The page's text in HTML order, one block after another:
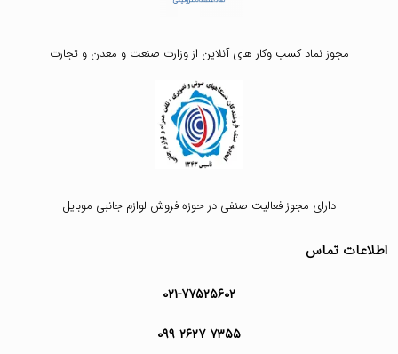
مجوز نماد کسب وکار های آنلاین از وزارت صنعت و معدن و تجارت
دارای مجوز فعالیت صنفی در حوزه فروش لوازم جانبی موبایل
اطلاعات تماس
۰۲۱-۷۷۵۲۵۶۰۲
۰۹۹ ۲۶۲۷ ۷۳۵۵